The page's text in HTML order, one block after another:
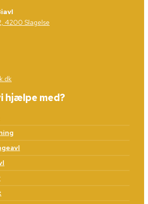
4200 Slagelse
hjælpe med?